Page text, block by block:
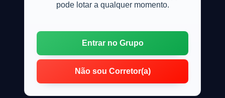
pode lotar a qualquer momento.
Entrar no Grupo
Não sou Corretor(a)